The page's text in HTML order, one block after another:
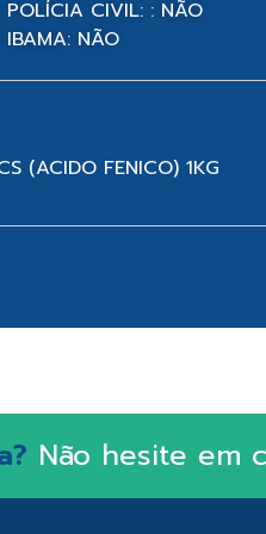
CIVIL: : NÃO
NÃO
(ACIDO FENICO) 1KG
Não hesite em